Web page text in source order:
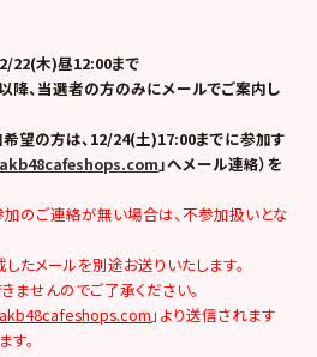
22(木)昼12:00まで
降、当選者の方のみにメールでご案内し
望の方は、12/24(土)17:00までに参加す
」へメール連絡）を
のご連絡が無い場合は、不参加扱いとな
メールを別途お送りいたします。
せんのでご了承ください。
」より送信されます
。